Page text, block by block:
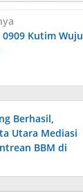
Kutim
Berhasil,
Utara Mediasi
BBM di